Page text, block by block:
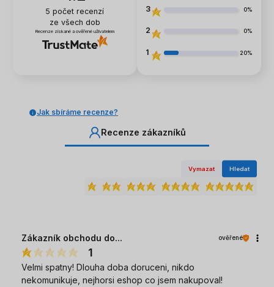
5 počet recenzí
ze všech dob
Recenze získané a ověřené uživatelem
3 0%
2 0%
1 20%
Jak sbíráme recenze?
Recenze zákazníků
Vymazat Hledat
Zákazník obchodu do... ověřené
1
Velmi spatny! Dlouha doba doruceni, nikdo
nekomunikuje, nejhorsi eshop co jsem nakupoval!